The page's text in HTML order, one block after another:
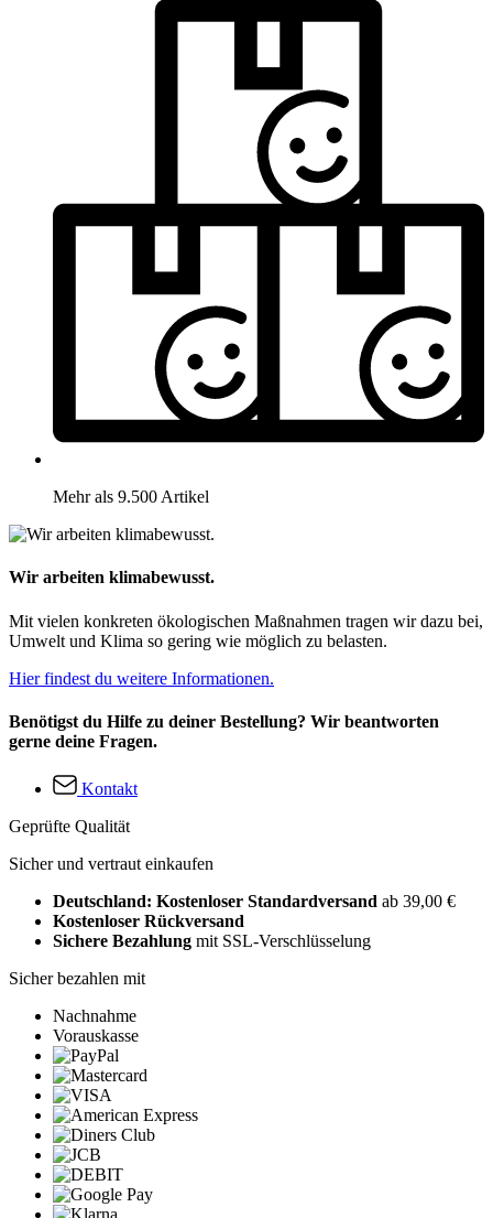
Mehr als 9.500 Artikel
Wir arbeiten klimabewusst.
Mit vielen konkreten ökologischen Maßnahmen tragen wir dazu bei,
Umwelt und Klima so gering wie möglich zu belasten.
Hier findest du weitere Informationen.
Benötigst du Hilfe zu deiner Bestellung? Wir beantworten
gerne deine Fragen.
Kontakt
Geprüfte Qualität
Sicher und vertraut einkaufen
Deutschland: Kostenloser Standardversand ab 39,00 €
Kostenloser Rückversand
Sichere Bezahlung mit SSL-Verschlüsselung
Sicher bezahlen mit
Nachnahme
Vorauskasse